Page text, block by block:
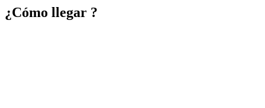
¿Cómo llegar ?